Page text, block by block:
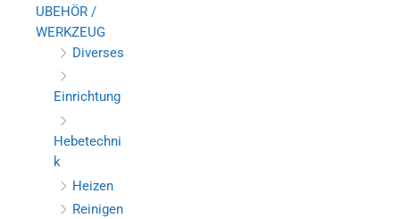
UBEHÖR /
WERKZEUG
Diverses
Einrichtung
Hebetechni
k
Heizen
Reinigen